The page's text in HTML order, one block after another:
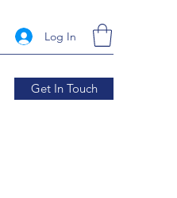
Log In
Get In Touch